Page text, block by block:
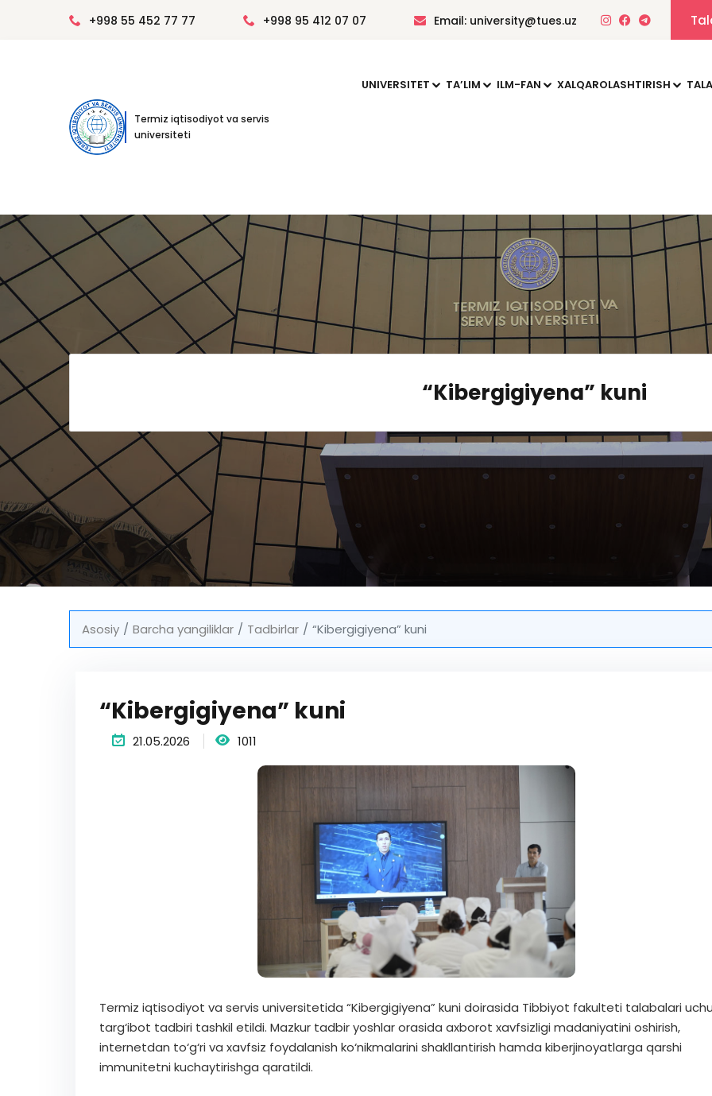
+998 55 452 77 77 +998 95 412 07 07 Email: university@tues.uz
Termiz iqtisodiyot va servis
universiteti
UNIVERSITET TAʼLIM ILM-FAN XALQAROLASHTIRISH
“Kibergigiyena” kuni
Asosiy Barcha yangiliklar Tadbirlar “Kibergigiyena” kuni
“Kibergigiyena” kuni
21.05.2026 1011
Termiz iqtisodiyot va servis universitetida “Kibergigiyena” kuni doirasida Tibbiyot fakulteti talabalari
targ‘ibot tadbiri tashkil etildi. Mazkur tadbir yoshlar orasida axborot xavfsizligi madaniyatini oshirish,
internetdan to‘g‘ri va xavfsiz foydalanish ko‘nikmalarini shakllantirish hamda kiberjinoyatlarga qarshi
immunitetni kuchaytirishga qaratildi.